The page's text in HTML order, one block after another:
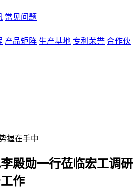
常见问题
产品矩阵 生产基地 专利荣誉 合作伙
握在手中
殿勋一行莅临宏工调研
作